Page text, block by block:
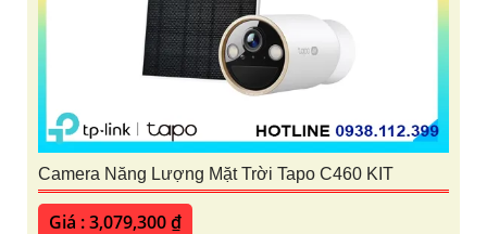
Camera Năng Lượng Mặt Trời Tapo C460 KIT
Giá : 3,079,300 ₫